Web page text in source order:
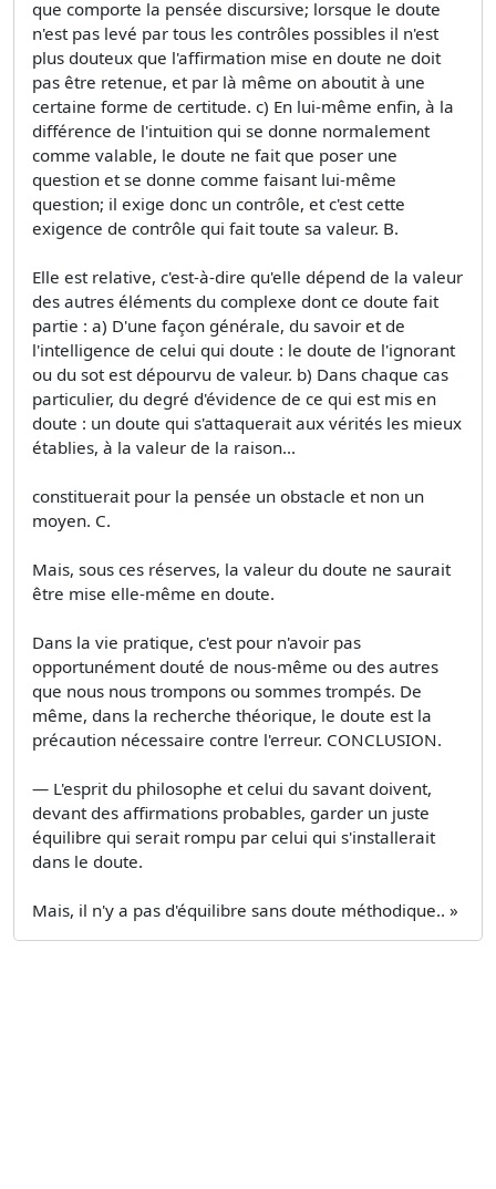
que comporte la pensée discursive; lorsque le doute
n'est pas levé par tous les contrôles possibles il n'est
plus douteux que l'affirmation mise en doute ne doit
pas être retenue, et par là même on aboutit à une
certaine forme de certitude. c) En lui-même enfin, à la
différence de l'intuition qui se donne normalement
comme valable, le doute ne fait que poser une
question et se donne comme faisant lui-même
question; il exige donc un contrôle, et c'est cette
exigence de contrôle qui fait toute sa valeur. B.
Elle est relative, c'est-à-dire qu'elle dépend de la valeur
des autres éléments du complexe dont ce doute fait
partie : a) D'une façon générale, du savoir et de
l'intelligence de celui qui doute : le doute de l'ignorant
ou du sot est dépourvu de valeur. b) Dans chaque cas
particulier, du degré d'évidence de ce qui est mis en
doute : un doute qui s'attaquerait aux vérités les mieux
établies, à la valeur de la raison...
constituerait pour la pensée un obstacle et non un
moyen. C.
Mais, sous ces réserves, la valeur du doute ne saurait
être mise elle-même en doute.
Dans la vie pratique, c'est pour n'avoir pas
opportunément douté de nous-même ou des autres
que nous nous trompons ou sommes trompés. De
même, dans la recherche théorique, le doute est la
précaution nécessaire contre l'erreur. CONCLUSION.
— L'esprit du philosophe et celui du savant doivent,
devant des affirmations probables, garder un juste
équilibre qui serait rompu par celui qui s'installerait
dans le doute.
Mais, il n'y a pas d'équilibre sans doute méthodique.. »